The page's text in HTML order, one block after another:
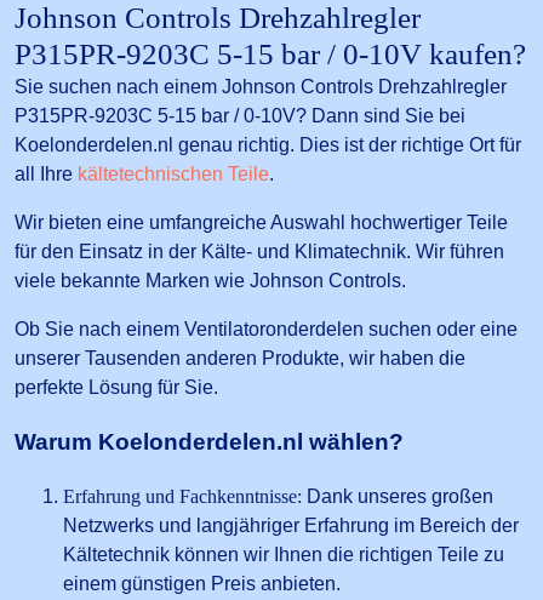
Johnson Controls Drehzahlregler
P315PR-9203C 5-15 bar / 0-10V kaufen?
Sie suchen nach einem Johnson Controls Drehzahlregler
P315PR-9203C 5-15 bar / 0-10V? Dann sind Sie bei
Koelonderdelen.nl genau richtig. Dies ist der richtige Ort für
all Ihre kältetechnischen Teile.
Wir bieten eine umfangreiche Auswahl hochwertiger Teile
für den Einsatz in der Kälte- und Klimatechnik. Wir führen
viele bekannte Marken wie Johnson Controls.
Ob Sie nach einem Ventilatoronderdelen suchen oder eine
unserer Tausenden anderen Produkte, wir haben die
perfekte Lösung für Sie.
Warum Koelonderdelen.nl wählen?
Erfahrung und Fachkenntnisse: Dank unseres großen
Netzwerks und langjähriger Erfahrung im Bereich der
Kältetechnik können wir Ihnen die richtigen Teile zu
einem günstigen Preis anbieten.